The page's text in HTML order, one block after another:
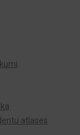
atlases